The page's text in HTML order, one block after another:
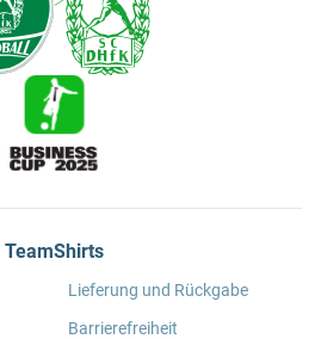
TeamShirts
Lieferung und Rückgabe
Barrierefreiheit